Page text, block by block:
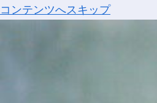
コンテンツへスキップ